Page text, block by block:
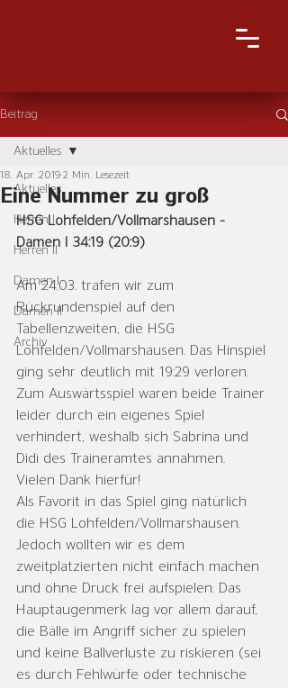
Beitrag
Aktuelles
Herren I
Herren II
Damen I
Damen II
Archiv
Aktuelles
Eine Nummer zu groß
18. Apr. 2019 2 Min. Lesezeit
HSG Lohfelden/Vollmarshausen -
Damen I 34:19 (20:9)
Am 24.03. trafen wir zum
Rückrundenspiel auf den
Tabellenzweiten, die HSG
Lohfelden/Vollmarshausen. Das Hinspiel
ging sehr deutlich mit 19:29 verloren.
Zum Auswärtsspiel waren beide Trainer
leider durch ein eigenes Spiel
verhindert, weshalb sich Sabrina und
Didi des Traineramtes annahmen.
Vielen Dank hierfür!
Als Favorit in das Spiel ging natürlich
die HSG Lohfelden/Vollmarshausen.
Jedoch wollten wir es dem
zweitplatzierten nicht einfach machen
und ohne Druck frei aufspielen. Das
Hauptaugenmerk lag vor allem darauf,
die Bälle im Angriff sicher zu spielen
und keine Ballverluste zu riskieren (sei
es durch Fehlwürfe oder technische